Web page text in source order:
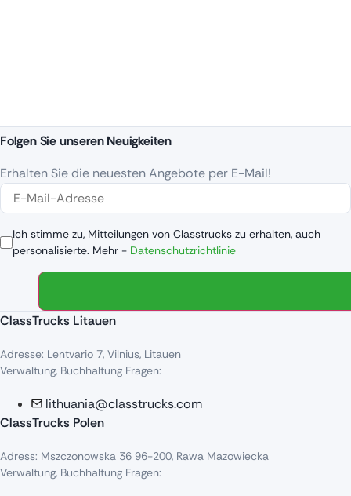
Folgen Sie unseren Neuigkeiten
Erhalten Sie die neuesten Angebote per E-Mail!
Ich stimme zu, Mitteilungen von Classtrucks zu erhalten, auch
personalisierte. Mehr - Datenschutzrichtlinie
ClassTrucks Litauen
Adresse: Lentvario 7, Vilnius, Litauen
Verwaltung, Buchhaltung Fragen:
lithuania@classtrucks.com
ClassTrucks Polen
Adress: Mszczonowska 36 96-200, Rawa Mazowiecka
Verwaltung, Buchhaltung Fragen: